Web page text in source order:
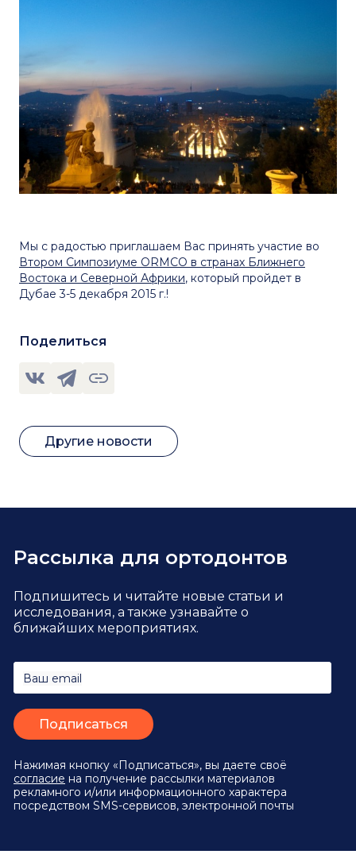
Мы с радостью приглашаем Вас принять участие во
Втором Симпозиуме ORMCO в странах Ближнего
Востока и Северной Африки, который пройдет в
Дубае 3-5 декабря 2015 г.!
Поделиться
Другие новости
Рассылка для ортодонтов
Подпишитесь и читайте новые статьи и
исследования, а также узнавайте о
ближайших мероприятиях.
Ваш email
Нажимая кнопку «Подписаться», вы даете своё
согласие на получение рассылки материалов
рекламного и/или информационного характера
посредством SMS-сервисов, электронной почты